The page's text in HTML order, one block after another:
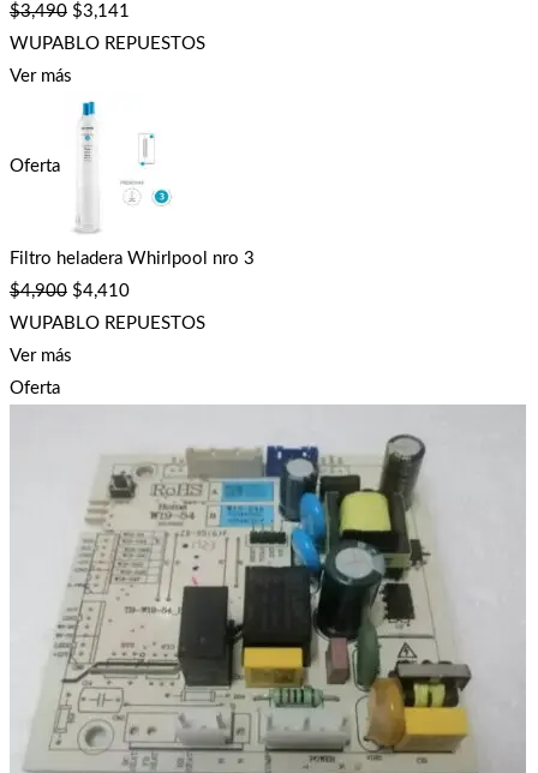
$3,490 $3,141
WUPABLO REPUESTOS
Ver más
Oferta
Filtro heladera Whirlpool nro 3
$4,900 $4,410
WUPABLO REPUESTOS
Ver más
Oferta